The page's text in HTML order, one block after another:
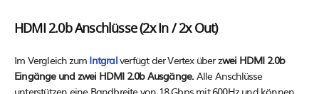
HDMI 2.0b Anschlüsse (2x In / 2x Out)
Im Vergleich zum Intgralverfügt der Vertex über zwei HDMI 2.0b
Eingänge und zwei HDMI 2.0b Ausgänge.Alle Anschlüsse